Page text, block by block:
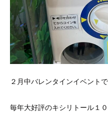
２月中バレンタインイベント
毎年大好評のキシリトール１